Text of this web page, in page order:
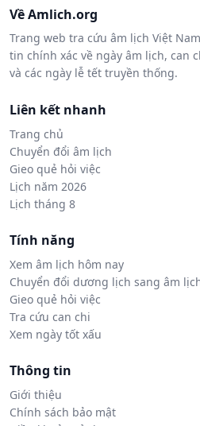
Về Amlich.org
Trang web tra cứu âm lịch Việt
tin chính xác về ngày âm lịch, can
và các ngày lễ tết truyền thống.
Liên kết nhanh
Trang chủ
Chuyển đổi âm lịch
Gieo quẻ hỏi việc
Lịch năm 2026
Lịch tháng 8
Tính năng
Xem âm lịch hôm nay
Chuyển đổi dương lịch sang âm
Gieo quẻ hỏi việc
Tra cứu can chi
Xem ngày tốt xấu
Thông tin
Giới thiệu
Chính sách bảo mật